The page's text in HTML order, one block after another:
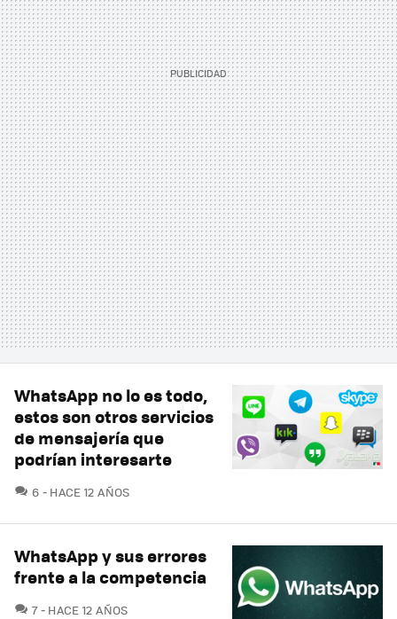
WhatsApp no lo es todo,
estos son otros servicios
de mensajería que
podrían interesarte
6 COMENTARIOS
HACE 12 AÑOS
WhatsApp y sus errores
frente a la competencia
7COMENTARIOS
HACE 12 AÑOS